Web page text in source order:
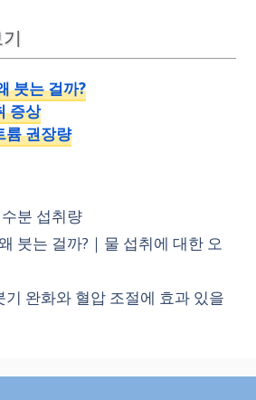
붓는 걸까?
증상
륨 권장량
수분 섭취량
붓는 걸까?｜물 섭취에 대한 오
완화와 혈압 조절에 효과 있을